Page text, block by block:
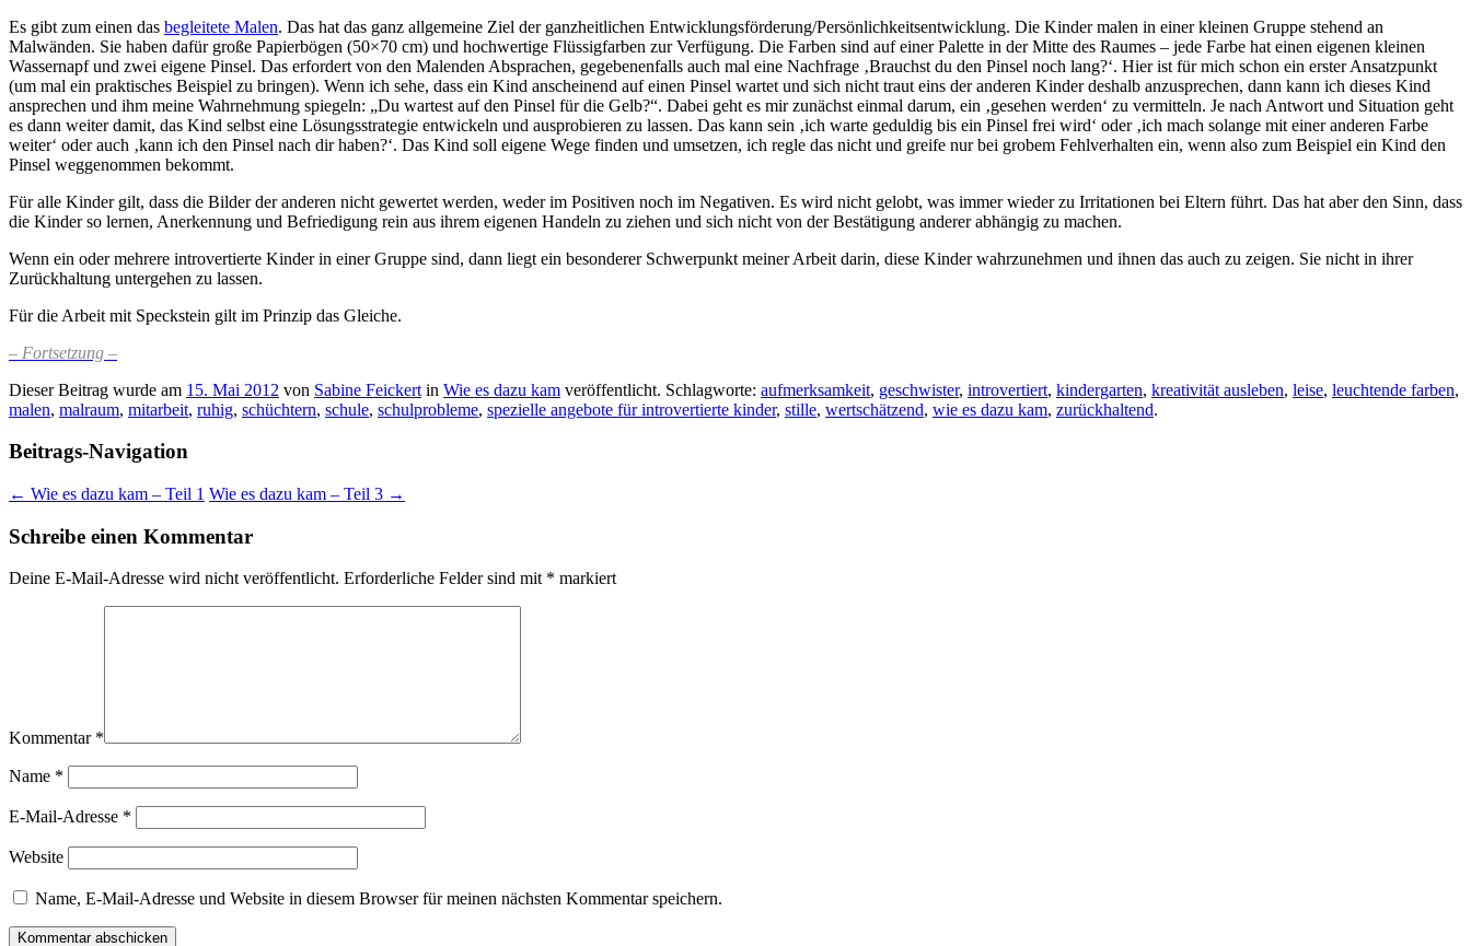
Es gibt zum einen das begleitete Malen. Das hat das ganz allgemeine Ziel der ganzheitlichen Entwicklungsförderung/Persönlichkeitsentwicklung. Die Kinder malen in einer kleinen Gruppe stehend an
Malwänden. Sie haben dafür große Papierbögen (50×70 cm) und hochwertige Flüssigfarben zur Verfügung. Die Farben sind auf einer Palette in der Mitte des Raumes – jede Farbe hat einen eigenen kleinen
Wassernapf und zwei eigene Pinsel. Das erfordert von den Malenden Absprachen, gegebenenfalls auch mal eine Nachfrage ‚Brauchst du den Pinsel noch lang?‘. Hier ist für mich schon ein erster Ansatzpunkt
(um mal ein praktisches Beispiel zu bringen). Wenn ich sehe, dass ein Kind anscheinend auf einen Pinsel wartet und sich nicht traut eins der anderen Kinder deshalb anzusprechen, dann kann ich dieses Kind
ansprechen und ihm meine Wahrnehmung spiegeln: „Du wartest auf den Pinsel für die Gelb?“. Dabei geht es mir zunächst einmal darum, ein ‚gesehen werden‘ zu vermitteln. Je nach Antwort und Situation geht
es dann weiter damit, das Kind selbst eine Lösungsstrategie entwickeln und ausprobieren zu lassen. Das kann sein ‚ich warte geduldig bis ein Pinsel frei wird‘ oder ‚ich mach solange mit einer anderen Farbe
weiter‘ oder auch ‚kann ich den Pinsel nach dir haben?‘. Das Kind soll eigene Wege finden und umsetzen, ich regle das nicht und greife nur bei grobem Fehlverhalten ein, wenn also zum Beispiel ein Kind den
Pinsel weggenommen bekommt.
Für alle Kinder gilt, dass die Bilder der anderen nicht gewertet werden, weder im Positiven noch im Negativen. Es wird nicht gelobt, was immer wieder zu Irritationen bei Eltern führt. Das hat aber den Sinn, dass
die Kinder so lernen, Anerkennung und Befriedigung rein aus ihrem eigenen Handeln zu ziehen und sich nicht von der Bestätigung anderer abhängig zu machen.
Wenn ein oder mehrere introvertierte Kinder in einer Gruppe sind, dann liegt ein besonderer Schwerpunkt meiner Arbeit darin, diese Kinder wahrzunehmen und ihnen das auch zu zeigen. Sie nicht in ihrer
Zurückhaltung untergehen zu lassen.
Für die Arbeit mit Speckstein gilt im Prinzip das Gleiche.
– Fortsetzung –
Dieser Beitrag wurde am 15. Mai 2012 von Sabine Feickert in Wie es dazu kam veröffentlicht. Schlagworte: aufmerksamkeit, geschwister, introvertiert, kindergarten, kreativität ausleben, leise, leuchtende farben,
malen, malraum, mitarbeit, ruhig, schüchtern, schule, schulprobleme, spezielle angebote für introvertierte kinder, stille, wertschätzend, wie es dazu kam, zurückhaltend.
Beitrags-Navigation
← Wie es dazu kam – Teil 1 Wie es dazu kam – Teil 3 →
Schreibe einen Kommentar
Deine E-Mail-Adresse wird nicht veröffentlicht. Erforderliche Felder sind mit * markiert
Kommentar *
Name *
E-Mail-Adresse *
Website
Name, E-Mail-Adresse und Website in diesem Browser für meinen nächsten Kommentar speichern.